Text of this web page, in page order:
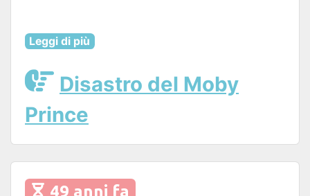
Leggi di più
Disastro del Moby
Prince
49 anni fa